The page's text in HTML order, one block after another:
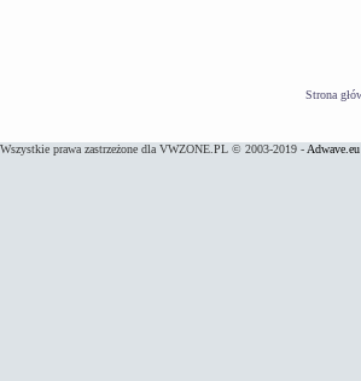
Strona
Wszystkie prawa zastrzeżone dla VWZONE.PL © 2003-2019 -